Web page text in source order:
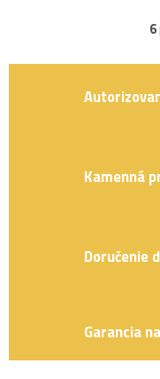
6
Kamenná
Doručenie
Garancia